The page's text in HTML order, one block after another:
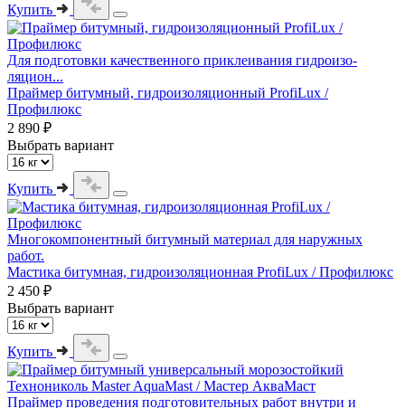
Купить
Для подготовки качественного приклеивания гидроизо-
ляцион...
Праймер битумный, гидроизоляционный ProfiLux /
Профилюкс
2 890 ₽
Выбрать вариант
Купить
Многокомпонентный битумный материал для наружных
работ.
Мастика битумная, гидроизоляционная ProfiLux / Профилюкс
2 450 ₽
Выбрать вариант
Купить
Праймер проведения подготовительных работ внутри и